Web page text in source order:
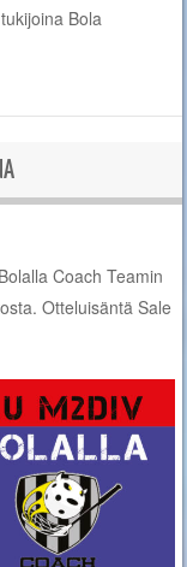
Bola
Coach Teamin
Otteluisäntä Sale